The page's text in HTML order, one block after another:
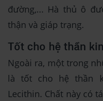
đường,... Hà thủ ô
thận và giáp trạng.
Tốt cho hệ thần
Ngoài ra, một trong
là tốt cho hệ thần
Lecithin. Chất này có